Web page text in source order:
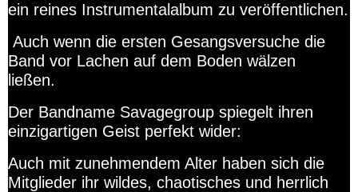
ein reines Instrumentalalbum zu veröffentlichen.
Auch wenn die ersten Gesangsversuche die
Band vor Lachen auf dem Boden wälzen
ließen.
Der Bandname Savagegroup spiegelt ihren
einzigartigen Geist perfekt wider:
Auch mit zunehmendem Alter haben sich die
Mitglieder ihr wildes, chaotisches und herrlich